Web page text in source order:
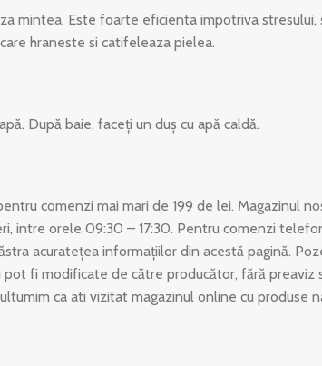
mintea. Este foarte eficienta impotriva stresului,
hraneste si catifeleaza pielea.
După baie, faceți un duș cu apă caldă.
comenzi mai mari de 199 de lei. Magazinul
intre orele 09:30 – 17:30. Pentru comenzi
acuratețea informațiilor din acestă pagină.
fi modificate de către producător, fără
ca ati vizitat magazinul online cu produse